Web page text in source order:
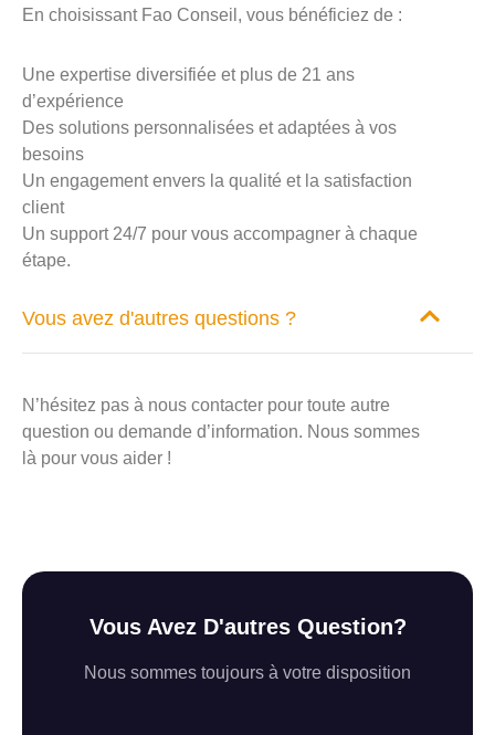
En choisissant Fao Conseil, vous bénéficiez de :
Une expertise diversifiée et plus de 21 ans
d’expérience
Des solutions personnalisées et adaptées à vos
besoins
Un engagement envers la qualité et la satisfaction
client
Un support 24/7 pour vous accompagner à chaque
étape.
Vous avez d'autres questions ?
N’hésitez pas à nous contacter pour toute autre
question ou demande d’information. Nous sommes
là pour vous aider !
Vous Avez D'autres Question?
Nous sommes toujours à votre disposition